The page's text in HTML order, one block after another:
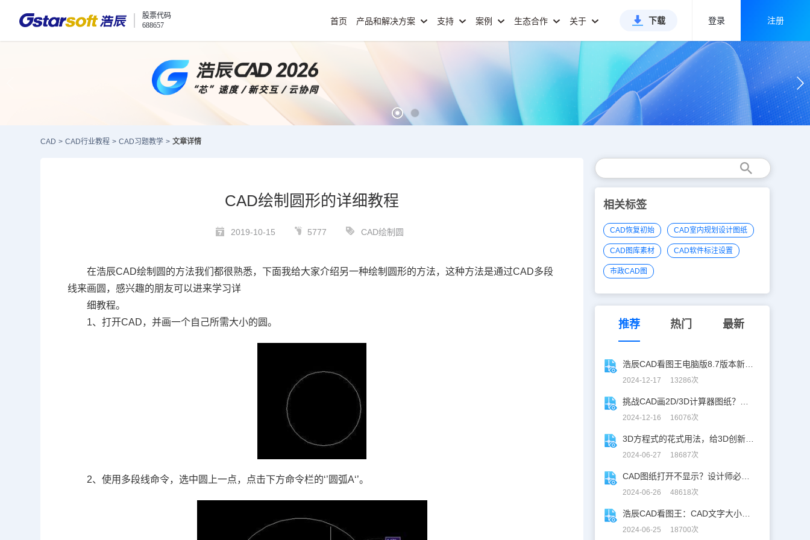
股票代码
688657
首页 产品和解决方案 支持 案例 生态合作 关于 下载 登录 注册
CAD > CAD行业教程 > CAD习题教学 > 文章详情
CAD绘制圆形的详细教程
2019-10-15 5777 CAD绘制圆
在浩辰CAD绘制圆的方法我们都很熟悉，下面我给大家介绍另一种绘制圆形的方法，这种方法是通过CAD多段
线来画圆，感兴趣的朋友可以进来学习详
细教程。
1、打开CAD，并画一个自己所需大小的圆。
2、使用多段线命令，选中圆上一点，点击下方命令栏的‘’ 圆弧A‘’。
相关标签
CAD恢复初始 CAD室内规划设计图纸
CAD图库素材 CAD软件标注设置
市政CAD图
推荐 热门 最新
2024-12-17 13286次
2024-12-16 16076次
2024-06-27 18687次
2024-06-26 48618次
2024-06-25 18700次